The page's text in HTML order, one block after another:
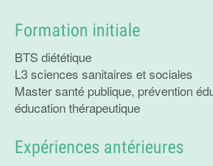
Formation initiale
BTS diététique
L3 sciences sanitaires et sociales
Master santé publique, prévention
éducation thérapeutique
Expériences antérieures